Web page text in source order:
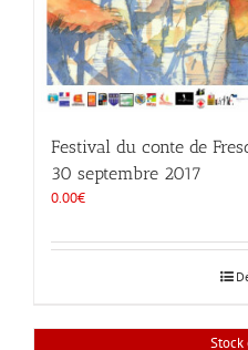
Festival du conte de
30 septembre 2017
0.00€
Stock